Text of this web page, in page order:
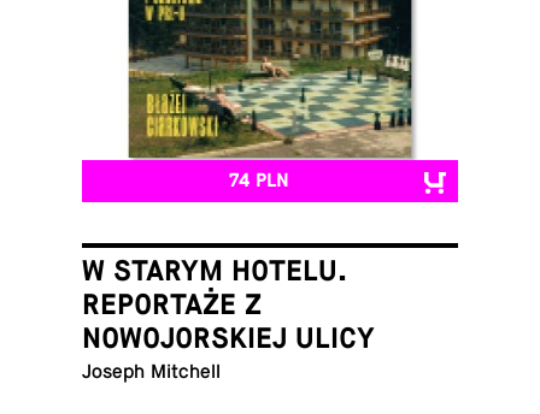
74 PLN
W STARYM HOTELU.
REPORTAŻE Z
NOWOJORSKIEJ ULICY
Joseph Mitchell